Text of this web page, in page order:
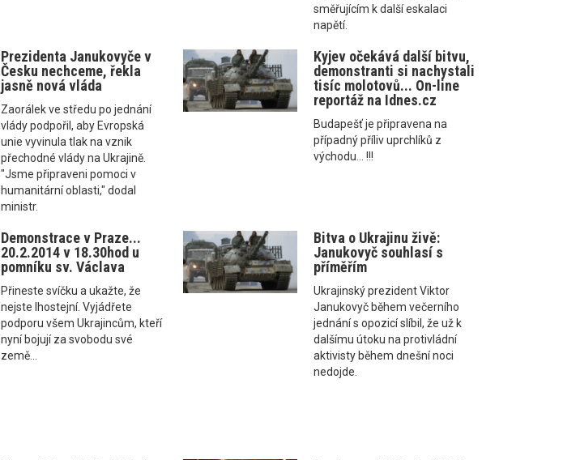
směřujícím k další eskalaci
napětí.
Prezidenta Janukovyče v
Česku nechceme, řekla
jasně nová vláda
Zaorálek ve středu po jednání
vlády podpořil, aby Evropská
unie vyvinula tlak na vznik
přechodné vlády na Ukrajině.
"Jsme připraveni pomoci v
humanitární oblasti," dodal
ministr.
Kyjev očekává další bitvu,
demonstranti si nachystali
tisíc molotovů... On-line
reportáž na Idnes.cz
Budapešť je připravena na
případný příliv uprchlíků z
východu... !!!
Demonstrace v Praze...
20.2.2014 v 18.30hod u
pomníku sv. Václava
Přineste svíčku a ukažte, že
nejste lhostejní. Vyjádřete
podporu všem Ukrajincům, kteří
nyní bojují za svobodu své
země...
Bitva o Ukrajinu živě:
Janukovyč souhlasí s
příměřím
Ukrajinský prezident Viktor
Janukovyč během večerního
jednání s opozicí slíbil, že už k
dalšímu útoku na protivládní
aktivisty během dnešní noci
nedojde.